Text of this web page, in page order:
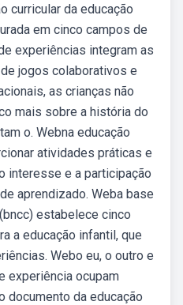
curricular da educação
em cinco campos de
experiências integram as
jogos colaborativos e
as crianças não
mais sobre a história do
o. Webna educação
atividades práticas e
interesse e a participação
aprendizado. Weba base
estabelece cinco
a educação infantil, que
Webo eu, o outro e
experiência ocupam
documento da educação